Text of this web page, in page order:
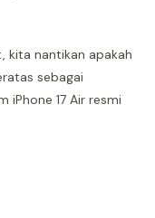
kita nantikan apakah
sebagai
iPhone 17 Air resmi